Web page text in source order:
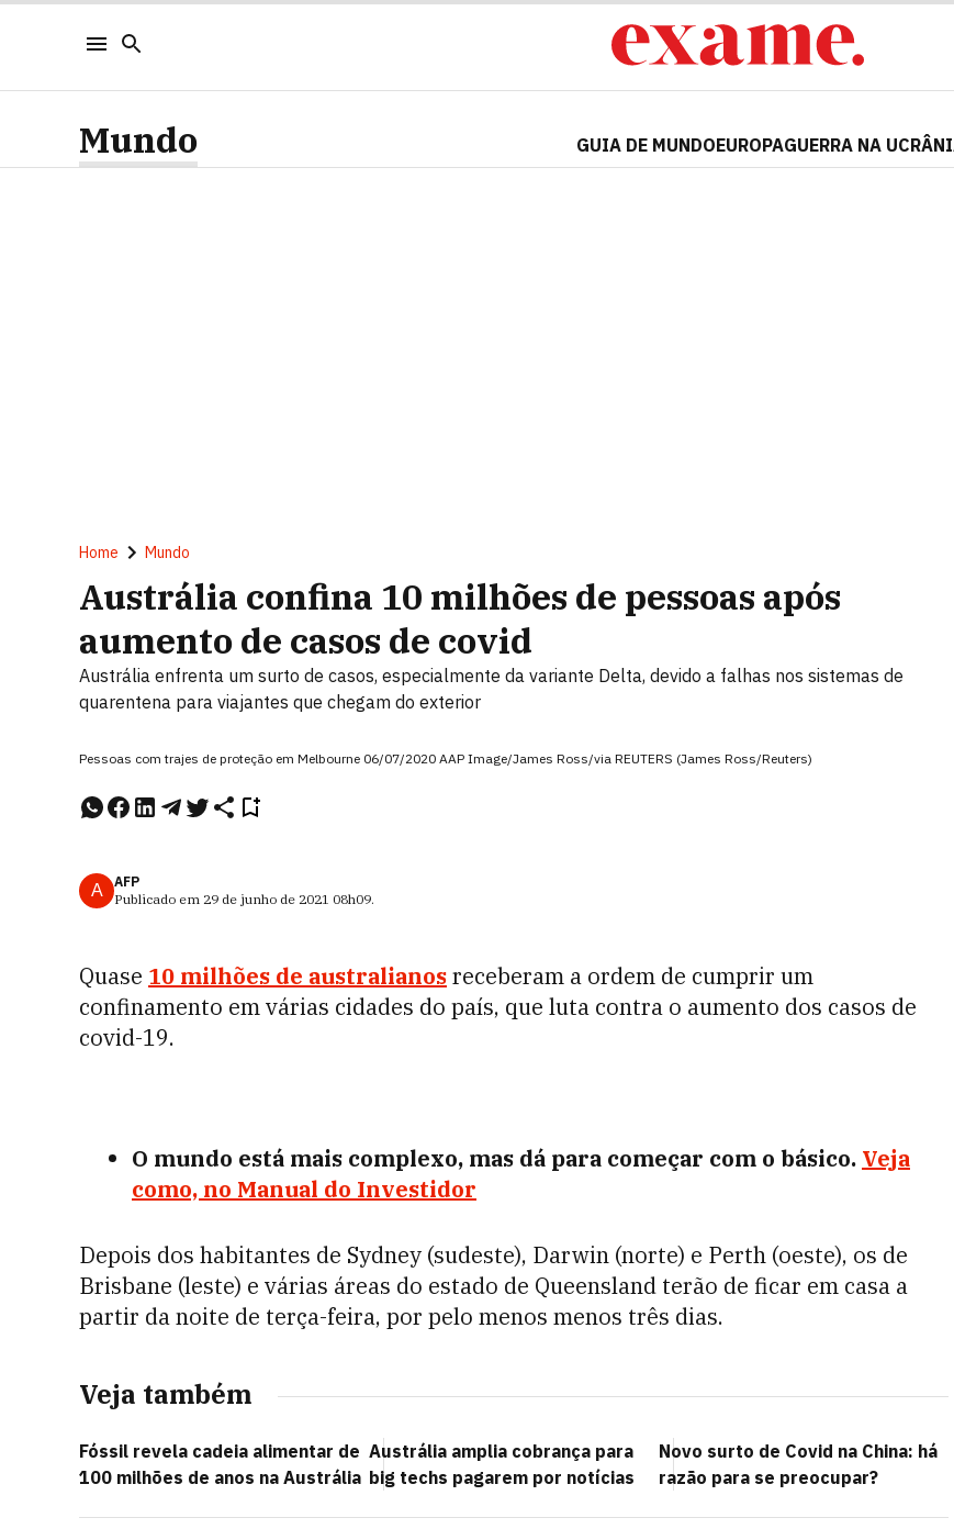
Mundo GUIA DE MUNDOEUROPAGUERRA NA
Home Mundo
Austrália confina 10 milhões de pessoas após
aumento de casos de covid
Austrália enfrenta um surto de casos, especialmente da variante Delta, devido a falhas nos sistemas de
quarentena para viajantes que chegam do exterior
Pessoas com trajes de proteção em Melbourne 06/07/2020 AAP Image/James Ross/via REUTERS (James Ross/Reuters)
A
AFP
Publicado em 29 de junho de 2021 08h09.
Quase 10 milhões de australianosreceberam a ordem de cumprir um
confinamento em várias cidades do país, que luta contra o aumento dos casos de
covid-19.
O mundo está mais complexo, mas dá para começar com o básico. Veja
como, no Manual do Investidor
Depois dos habitantes de Sydney (sudeste), Darwin (norte) e Perth (oeste), os de
Brisbane (leste) e várias áreas do estado de Queensland terão de ficar em casa a
partir da noite de terça-feira, por pelo menos menos três dias.
Veja também
Fóssil revela cadeia alimentar de
100 milhões de anos na Austrália
Austrália amplia cobrança para
big techs pagarem por notícias
Novo surto de Covid na China: há
razão para se preocupar?